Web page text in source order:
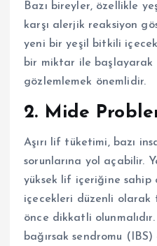
Bazı bireyler, özellikle
karşı alerjik reaksiyon
yeni bir yeşil bitkili
bir miktar ile başlayarak
gözlemlemek önemlidir.
2. Mide
Aşırı lif tüketimi, bazı
sorunlarına yol açabilir.
yüksek lif içeriğine sahip
içecekleri düzenli olarak
önce dikkatli
bağırsak sendromu